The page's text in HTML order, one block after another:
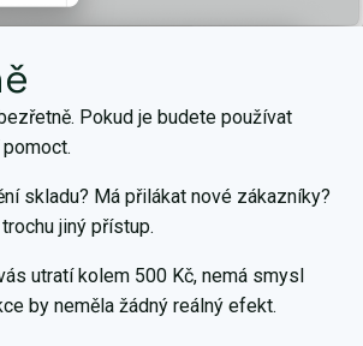
Pokud je budete používat
skladu? Má přilákat nové zákazníky?
jiný přístup.
utratí kolem 500 Kč, nemá smysl
by neměla žádný reálný efekt.